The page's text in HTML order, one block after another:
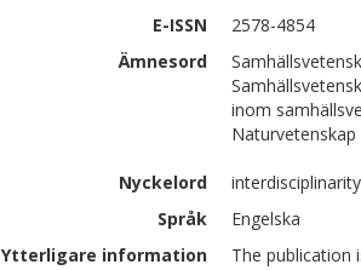
E-ISSN
2578-4854
Ämnesord
inom
Nyckelord
Språk
Engelska
Ytterligare information
The publication